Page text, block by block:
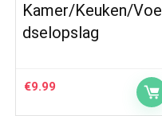
Kamer/Keuken/Voe
dselopslag
€9.99